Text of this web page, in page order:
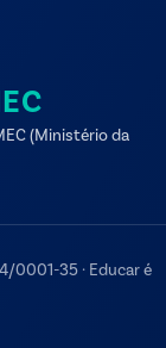
(Ministério da
0001-35 · Educar é